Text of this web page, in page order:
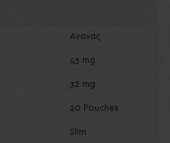
Ανανας
43 mg
32 mg
20 Pouches
Slim